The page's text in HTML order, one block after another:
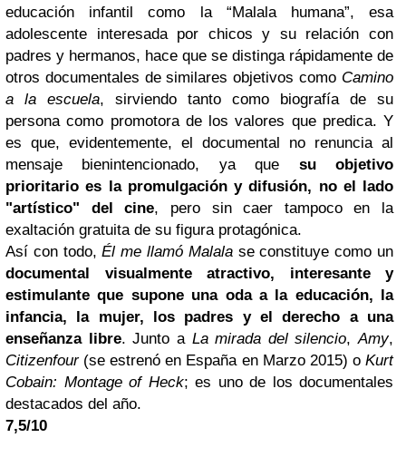
educación infantil como la “Malala humana”, esa
adolescente interesada por chicos y su relación con
padres y hermanos, hace que se distinga rápidamente de
otros documentales de similares objetivos como Camino
a la escuela, sirviendo tanto como biografía de su
persona como promotora de los valores que predica. Y
es que, evidentemente, el documental no renuncia al
mensaje bienintencionado, ya que su objetivo
prioritario es la promulgación y difusión, no el lado
"artístico" del cine, pero sin caer tampoco en la
exaltación gratuita de su figura protagónica.
Así con todo,Él me llamó Malalase constituye como un
documental visualmente atractivo, interesante y
estimulante que supone una oda a la educación, la
infancia, la mujer, los padres y el derecho a una
enseñanza libre. Junto a La mirada del silencio,Amy,
Citizenfour(se estrenó en España en Marzo 2015) oKurt
Cobain: Montage of Heck; es uno de los documentales
destacados del año.
7,5/10